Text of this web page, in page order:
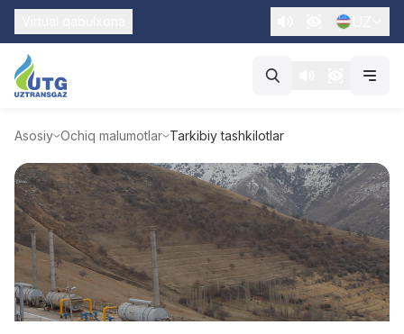
Asosiy Ochiq malumotlar Tarkibiy tashkilotlar